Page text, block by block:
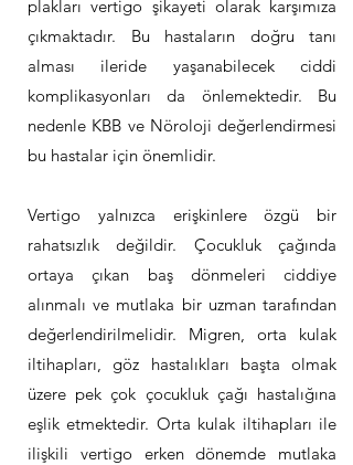
plakları vertigo şikayeti olarak karşımıza
çıkmaktadır. Bu hastaların doğru tanı
alması ileride yaşanabilecek ciddi
komplikasyonları da önlemektedir. Bu
nedenle KBB ve Nöroloji değerlendirmesi
bu hastalar için önemlidir.
Vertigo yalnızca erişkinlere özgü bir
rahatsızlık değildir. Çocukluk çağında
ortaya çıkan baş dönmeleri ciddiye
alınmalı ve mutlaka bir uzman tarafından
değerlendirilmelidir. Migren, orta kulak
iltihapları, göz hastalıkları başta olmak
üzere pek çok çocukluk çağı hastalığına
eşlik etmektedir. Orta kulak iltihapları ile
ilişkili vertigo erken dönemde mutlaka